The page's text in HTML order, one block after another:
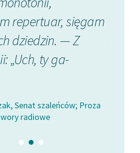
repertuar, sięgam
dziedzin. — Z
„Uch, ty ga-
Senat szaleńców; Proza
radiowe
zwisa